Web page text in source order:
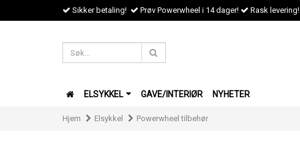
Sikker betaling! Prøv Powerwheel i 14 dager! Rask levering!
ELSYKKEL GAVE/INTERIØR NYHETER
Hjem Elsykkel Powerwheel tilbehør